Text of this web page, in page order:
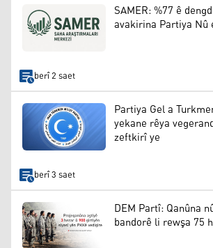
SAMER: %77 ê
avakirina Partiya
berî 2 saet
Partiya Gel a
yekane rêya
zeftkirî ye
berî 3 saet
DEM Partî: Qanûna
bandorê li rewşa 75